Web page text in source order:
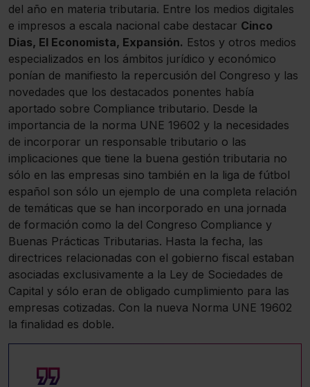
del año en materia tributaria. Entre los medios digitales
e impresos a escala nacional cabe destacar Cinco
Dias, El Economista, Expansión. Estos y otros medios
especializados en los ámbitos jurídico y económico
ponían de manifiesto la repercusión del Congreso y las
novedades que los destacados ponentes había
aportado sobre Compliance tributario. Desde la
importancia de la norma UNE 19602 y la necesidades
de incorporar un responsable tributario o las
implicaciones que tiene la buena gestión tributaria no
sólo en las empresas sino también en la liga de fútbol
español son sólo un ejemplo de una completa relación
de temáticas que se han incorporado en una jornada
de formación como la del Congreso Compliance y
Buenas Prácticas Tributarias. Hasta la fecha, las
directrices relacionadas con el gobierno fiscal estaban
asociadas exclusivamente a la Ley de Sociedades de
Capital y sólo eran de obligado cumplimiento para las
empresas cotizadas. Con la nueva Norma UNE 19602
la finalidad es doble.